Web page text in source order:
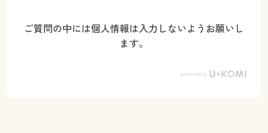
ご質問の中には個人情報は入力しないようお願いし
ます。